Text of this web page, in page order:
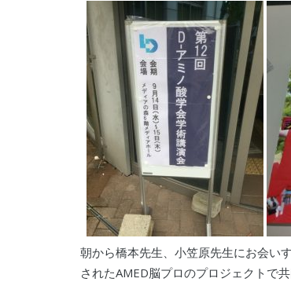
朝から橋本先生、小笠原先生にお会い
されたAMED脳プロのプロジェクトで